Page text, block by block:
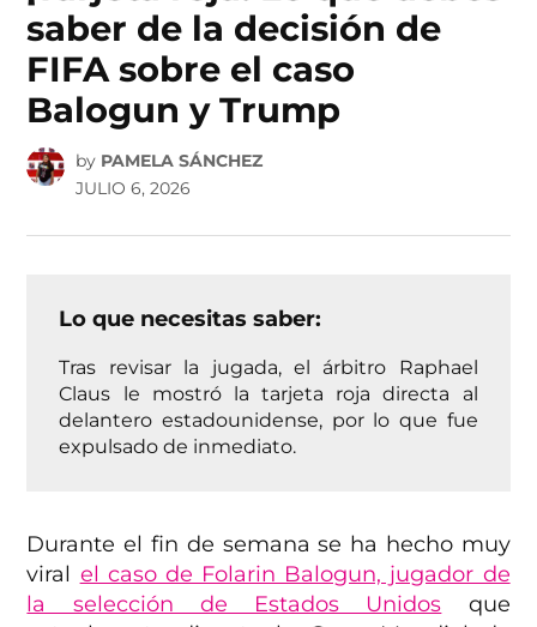
saber de la decisión de
FIFA sobre el caso
Balogun y Trump
by PAMELA SÁNCHEZ
JULIO 6, 2026
Lo que necesitas saber:
Tras revisar la jugada, el árbitro Raphael
Claus le mostró la tarjeta roja directa al
delantero estadounidense, por lo que fue
expulsado de inmediato.
Durante el fin de semana se ha hecho muy
viral el caso de Folarin Balogun, jugador de
la selección de Estados Unidos que